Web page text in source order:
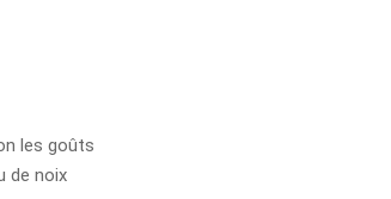
les goûts
de noix